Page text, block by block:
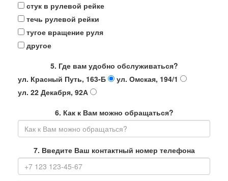
стук в рулевой рейке
течь рулевой рейки
тугое вращение руля
другое
5. Где вам удобно обслуживаться?
ул. Красный Путь, 163-Б
ул. Омская, 194/1
ул. 22 Декабря, 92А
6. Как к Вам можно обращаться?
7. Введите Ваш контактный номер телефона